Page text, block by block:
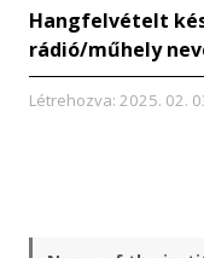
Hangfelvételt
rádió/műhely
Létrehozva: 2025. 02.